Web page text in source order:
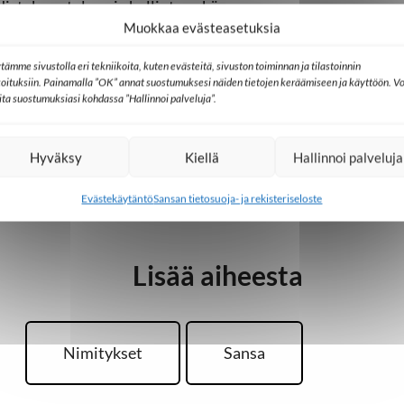
Muokkaa evästeasetuksia
sivustolla eri tekniikoita, kuten evästeitä, sivuston toiminnan ja tilastoinnin
Painamalla ”OK” annat suostumuksesi näiden tietojen keräämiseen ja käyttöön.
suostumuksiasi kohdassa ”Hallinnoi palveluja”.
Hyväksy Kiellä Hallinnoi palveluja
EvästekäytäntöSansan tietosuoja- ja rekisteriseloste
talous ja hallinto sekä
työuran erilaisissa talouden ja
kuin seurakuntakentälläkin,
merkonomi.
Lisää aiheesta
Nimitykset Sansa